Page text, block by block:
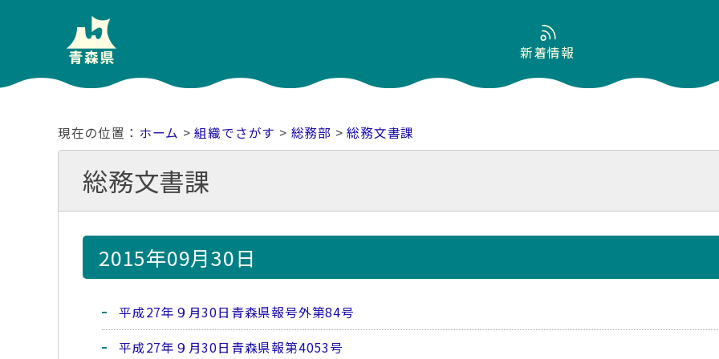
新着情報
ホーム >組織でさがす > 総務部 >総務文書課
総務文書課
2015年09月30日
平成27年９月30日青森県報号外第84号
平成27年９月30日青森県報第4053号